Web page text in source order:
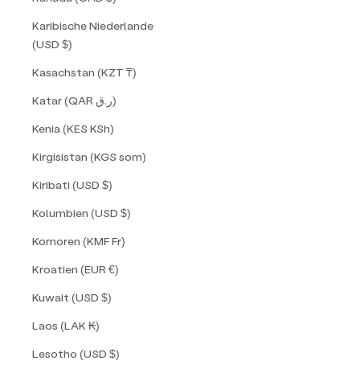
Karibische Niederlande
(USD $)
Kasachstan (KZT ₸)
Katar (QAR ر.ق)
Kenia (KES KSh)
Kirgisistan (KGS som)
Kiribati (USD $)
Kolumbien (USD $)
Komoren (KMF Fr)
Kroatien (EUR €)
Kuwait (USD $)
Laos (LAK ₭)
Lesotho (USD $)